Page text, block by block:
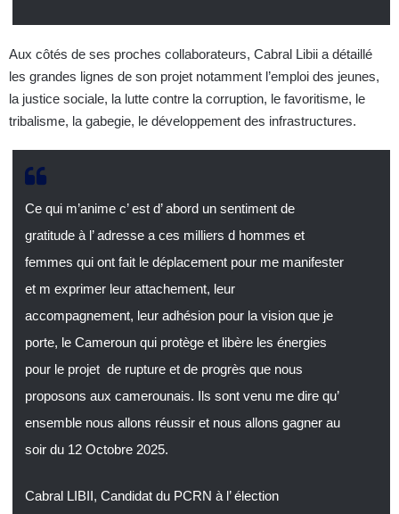
Aux côtés de ses proches collaborateurs, Cabral Libii a détaillé
les grandes lignes de son projet notamment l’emploi des jeunes,
la justice sociale, la lutte contre la corruption, le favoritisme, le
tribalisme, la gabegie, le développement des infrastructures.
Ce qui m’anime c’ est d’ abord un sentiment de
gratitude à l’ adresse a ces milliers d hommes et
femmes qui ont fait le déplacement pour me manifester
et m exprimer leur attachement, leur
accompagnement, leur adhésion pour la vision que je
porte, le Cameroun qui protège et libère les énergies
pour le projet de rupture et de progrès que nous
proposons aux camerounais. Ils sont venu me dire qu’
ensemble nous allons réussir et nous allons gagner au
soir du 12 Octobre 2025.
Cabral LIBII, Candidat du PCRN à l’ élection